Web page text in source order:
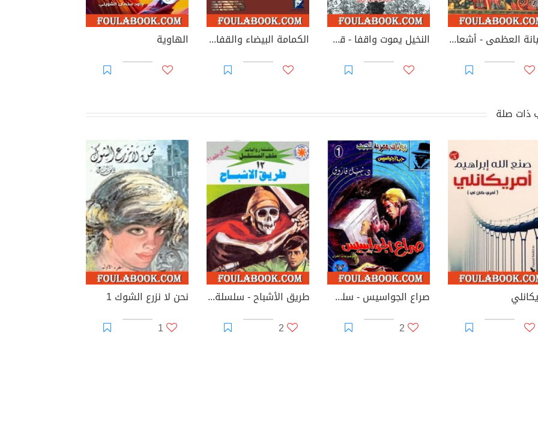
الخيانة العظمى - أشعار التوراة وجذورها العربية القديمة النخيل يموت واقفا - قصص قصيرة جدا الكمامة البيضاء والقفاز الأزرق الهاوية
ذات صلة
صراع الجواسيس - سلسلة حرب الجواسيس
2
طريق الأشباح - سلسلة ملف المستقبل
2
نحن لا نزرع الشوك 1
1